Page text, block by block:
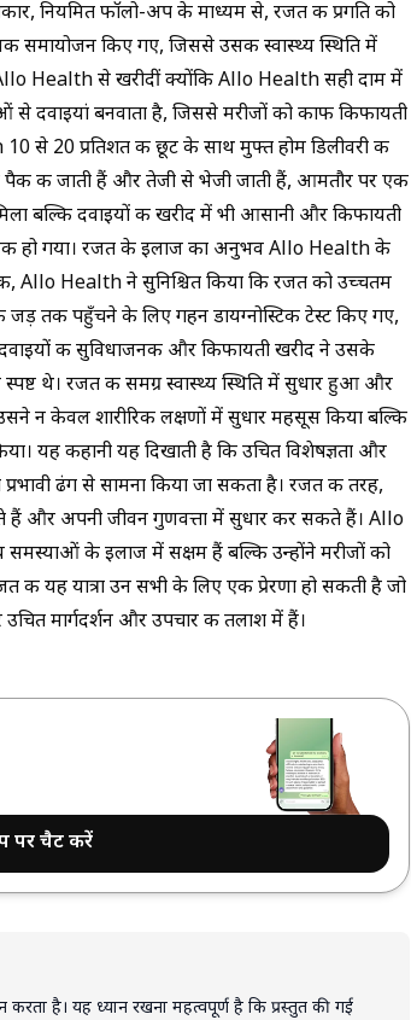
नियमित फॉलो-अप के माध्यम से, रजत की प्रगति को
किए गए, जिससे उसकी स्वास्थ्य स्थिति में
Health से खरीदीं क्योंकि Allo Health सही दाम में
दवाइयां बनवाता है, जिससे मरीजों को काफी किफायती
से 20 प्रतिशत की छूट के साथ मुफ्त होम डिलीवरी की
से पैक की जाती हैं और तेजी से भेजी जाती हैं, आमतौर पर एक
बल्कि दवाइयों की खरीद में भी आसानी और किफायती
हो गया। रजत के इलाज का अनुभव Allo Health के
Health ने सुनिश्चित किया कि रजत को उच्चतम
तक पहुँचने के लिए गहन डायग्नोस्टिक टेस्ट किए गए,
की सुविधाजनक और किफायती खरीद ने उसके
थे। रजत की समग्र स्वास्थ्य स्थिति में सुधार हुआ और
न केवल शारीरिक लक्षणों में सुधार महसूस किया बल्कि
यह कहानी यह दिखाती है कि उचित विशेषज्ञता और
ढंग से सामना किया जा सकता है। रजत की तरह,
और अपनी जीवन गुणवत्ता में सुधार कर सकते हैं। Allo
के इलाज में सक्षम हैं बल्कि उन्होंने मरीजों को
की यह यात्रा उन सभी के लिए एक प्रेरणा हो सकती है जो
मार्गदर्शन और उपचार की तलाश में हैं।
पर चैट करें
करता है। यह ध्यान रखना महत्वपूर्ण है कि प्रस्तुत की गई